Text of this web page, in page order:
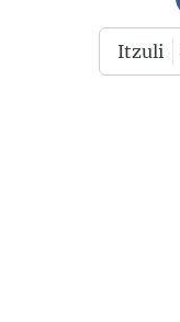
Itzuli